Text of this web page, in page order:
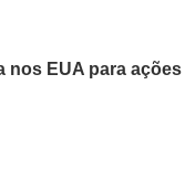
EUA para ações